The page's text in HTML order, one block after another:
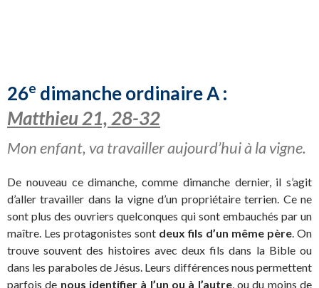
26e dimanche ordinaire A :
Matthieu 21, 28-32
Mon enfant, va travailler aujourd’hui à la vigne.
De nouveau ce dimanche, comme dimanche dernier, il s’agit
d’aller travailler dans la vigne d’un propriétaire terrien. Ce ne
sont plus des ouvriers quelconques qui sont embauchés par un
maître. Les protagonistes sont deux fils d’un même père. On
trouve souvent des histoires avec deux fils dans la Bible ou
dans les paraboles de Jésus. Leurs différences nous permettent
parfois de nous identifier à l’un ou à l’autre, ou du moins de